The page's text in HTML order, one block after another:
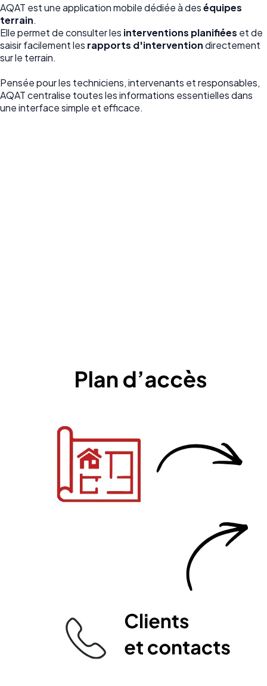
AQAT est une application mobile dédiée à deséquipes
terrain.
Elle permet de consulter les interventions planifiées et de
saisir facilement les rapports d'interventiondirectement
sur le terrain.
Pensée pour les techniciens, intervenants et responsables,
AQAT centralise toutes les informations essentielles dans
une interface simple et efficace.